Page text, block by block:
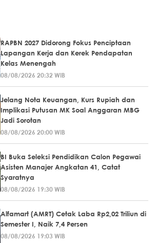
RAPBN 2027 Didorong Fokus Penciptaan
Lapangan Kerja dan Kerek Pendapatan
Kelas Menengah
08/08/2026 20:32 WIB
Jelang Nota Keuangan, Kurs Rupiah dan
Implikasi Putusan MK Soal Anggaran MBG
Jadi Sorotan
08/08/2026 20:00 WIB
BI Buka Seleksi Pendidikan Calon Pegawai
Asisten Manajer Angkatan 41, Catat
Syaratnya
08/08/2026 19:30 WIB
Alfamart (AMRT) Cetak Laba Rp2,02 Triliun di
Semester I, Naik 7,4 Persen
08/08/2026 19:03 WIB